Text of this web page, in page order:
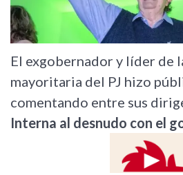
El exgobernador y líder de
mayoritaria del PJ hizo
comentando entre sus
Interna al desnudo con el